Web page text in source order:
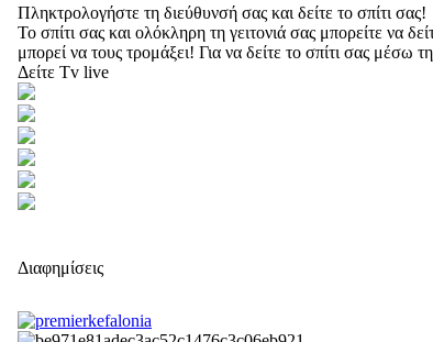
Πληκτρολογήστε τη διεύθυνσή σας και δείτε το σπίτι σας!
Το σπίτι σας και ολόκληρη τη γειτονιά σας μπορείτε να
μπορεί να τους τρομάξει! Για να δείτε το σπίτι σας μέσω
Δείτε Tv live
Διαφημίσεις